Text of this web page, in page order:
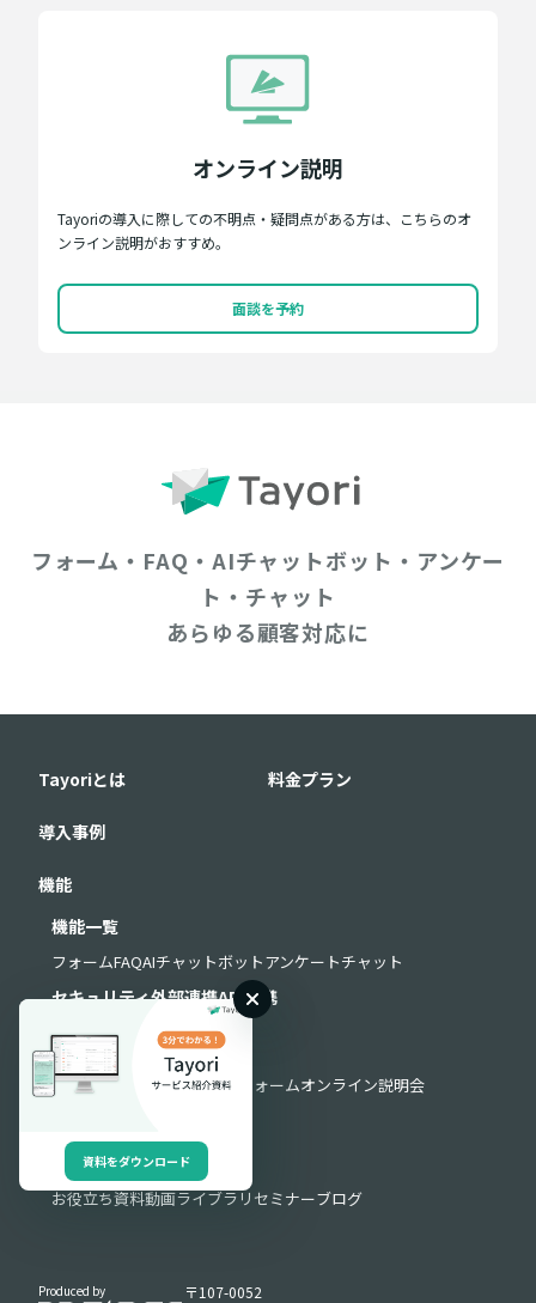
オンライン説明
Tayoriの導入に際しての不明点・疑問点がある方は、こちらのオ
ンライン説明がおすすめ。
面談を予約
フォーム・FAQ・AIチャットボット・アンケー
ト・チャット
あらゆる顧客対応に
Tayoriとは 料金プラン
導入事例
機能
機能一覧
フォームFAQAIチャットボットアンケートチャット
セキュリティ外部連携API連携
サポート
よくある質問 お問い合わせフォームオンライン説明会
お役立ち情報
お役立ち資料動画ライブラリ セミナーブログ
Produced by 〒107-0052
資料をダウンロード